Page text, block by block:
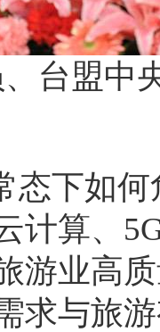
台盟中
态下如
计算、
游业高
求与旅